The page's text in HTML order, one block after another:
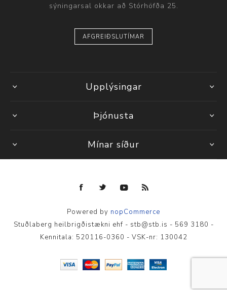
sýningarsal okkar að Stórhöfða 25.
AFGREIÐSLUTÍMAR
Upplýsingar
Þjónusta
Mínar síður
Powered by nopCommerce
Stuðlaberg heilbrigðistækni ehf - stb@stb.is - 569 3180 -
Kennitala: 520116-0360 - VSK-nr: 130042